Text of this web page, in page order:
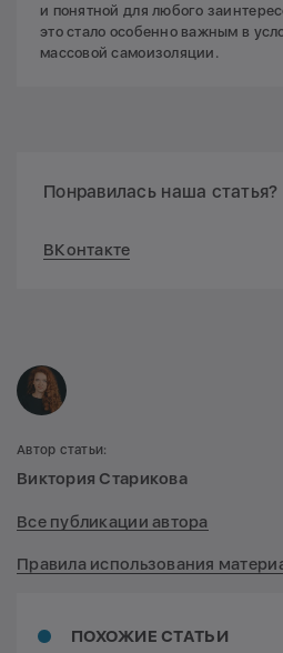
и понятной для любого
это стало особенно важным в
массовой самоизоляции.
Понравилась наша
ВКонтакте
ПОХОЖИЕ СТАТЬИ
Автор статьи:
Виктория Старикова
Все публикации автора
Правила использования